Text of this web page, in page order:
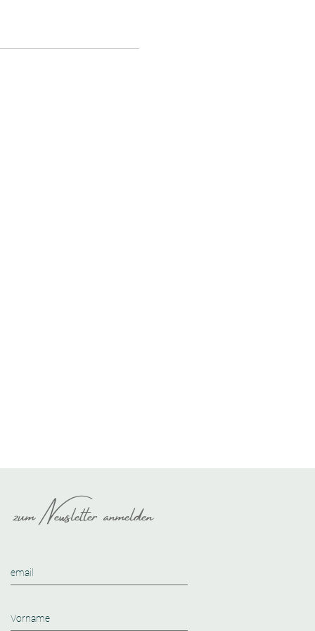
zum Newsletter anmelden